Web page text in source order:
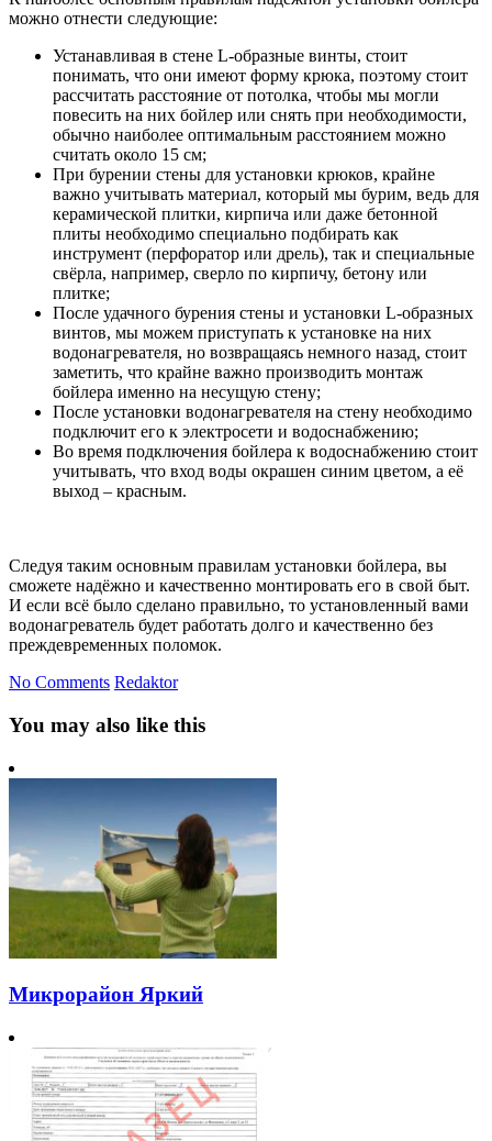
можно отнести следующие:
Устанавливая в стене L-образные винты, стоит
понимать, что они имеют форму крюка, поэтому стоит
рассчитать расстояние от потолка, чтобы мы могли
повесить на них бойлер или снять при необходимости,
обычно наиболее оптимальным расстоянием можно
считать около 15 см;
При бурении стены для установки крюков, крайне
важно учитывать материал, который мы бурим, ведь для
керамической плитки, кирпича или даже бетонной
плиты необходимо специально подбирать как
инструмент (перфоратор или дрель), так и специальные
свёрла, например, сверло по кирпичу, бетону или
плитке;
После удачного бурения стены и установки L-образных
винтов, мы можем приступать к установке на них
водонагревателя, но возвращаясь немного назад, стоит
заметить, что крайне важно производить монтаж
бойлера именно на несущую стену;
После установки водонагревателя на стену необходимо
подключит его к электросети и водоснабжению;
Во время подключения бойлера к водоснабжению стоит
учитывать, что вход воды окрашен синим цветом, а её
выход – красным.
Следуя таким основным правилам установки бойлера, вы
сможете надёжно и качественно монтировать его в свой быт.
И если всё было сделано правильно, то установленный вами
водонагреватель будет работать долго и качественно без
преждевременных поломок.
No Comments Redaktor
You may also like this
Микрорайон Яркий